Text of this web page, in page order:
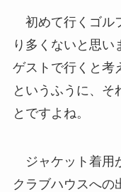
初めて行くゴル
り多くないと思い
ゲストで行くと考
というふうに、そ
とですよね。
ジャケット着用
クラブハウスへの